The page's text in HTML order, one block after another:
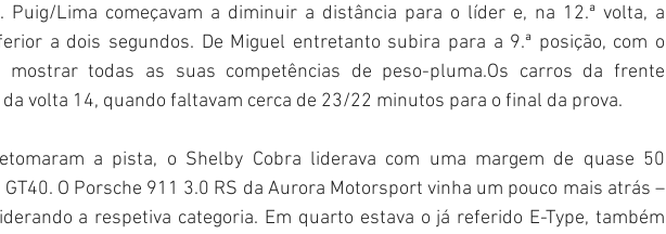
Puig/Lima começavam a diminuir a distância para o líder e, na 12.ª volta, a
a dois segundos. De Miguel entretanto subira para a 9.ª posição, com o
mostrar todas as suas competências de peso-pluma.Os carros da frente
volta 14, quando faltavam cerca de 23/22 minutos para o final da prova.
a pista, o Shelby Cobra liderava com uma margem de quase 50
O Porsche 911 3.0 RS da Aurora Motorsport vinha um pouco mais atrás –
a respetiva categoria. Em quarto estava o já referido E-Type, também